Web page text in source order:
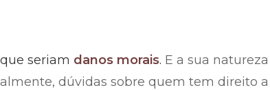
seriam danos morais. E a sua natureza
dúvidas sobre quem tem direito a